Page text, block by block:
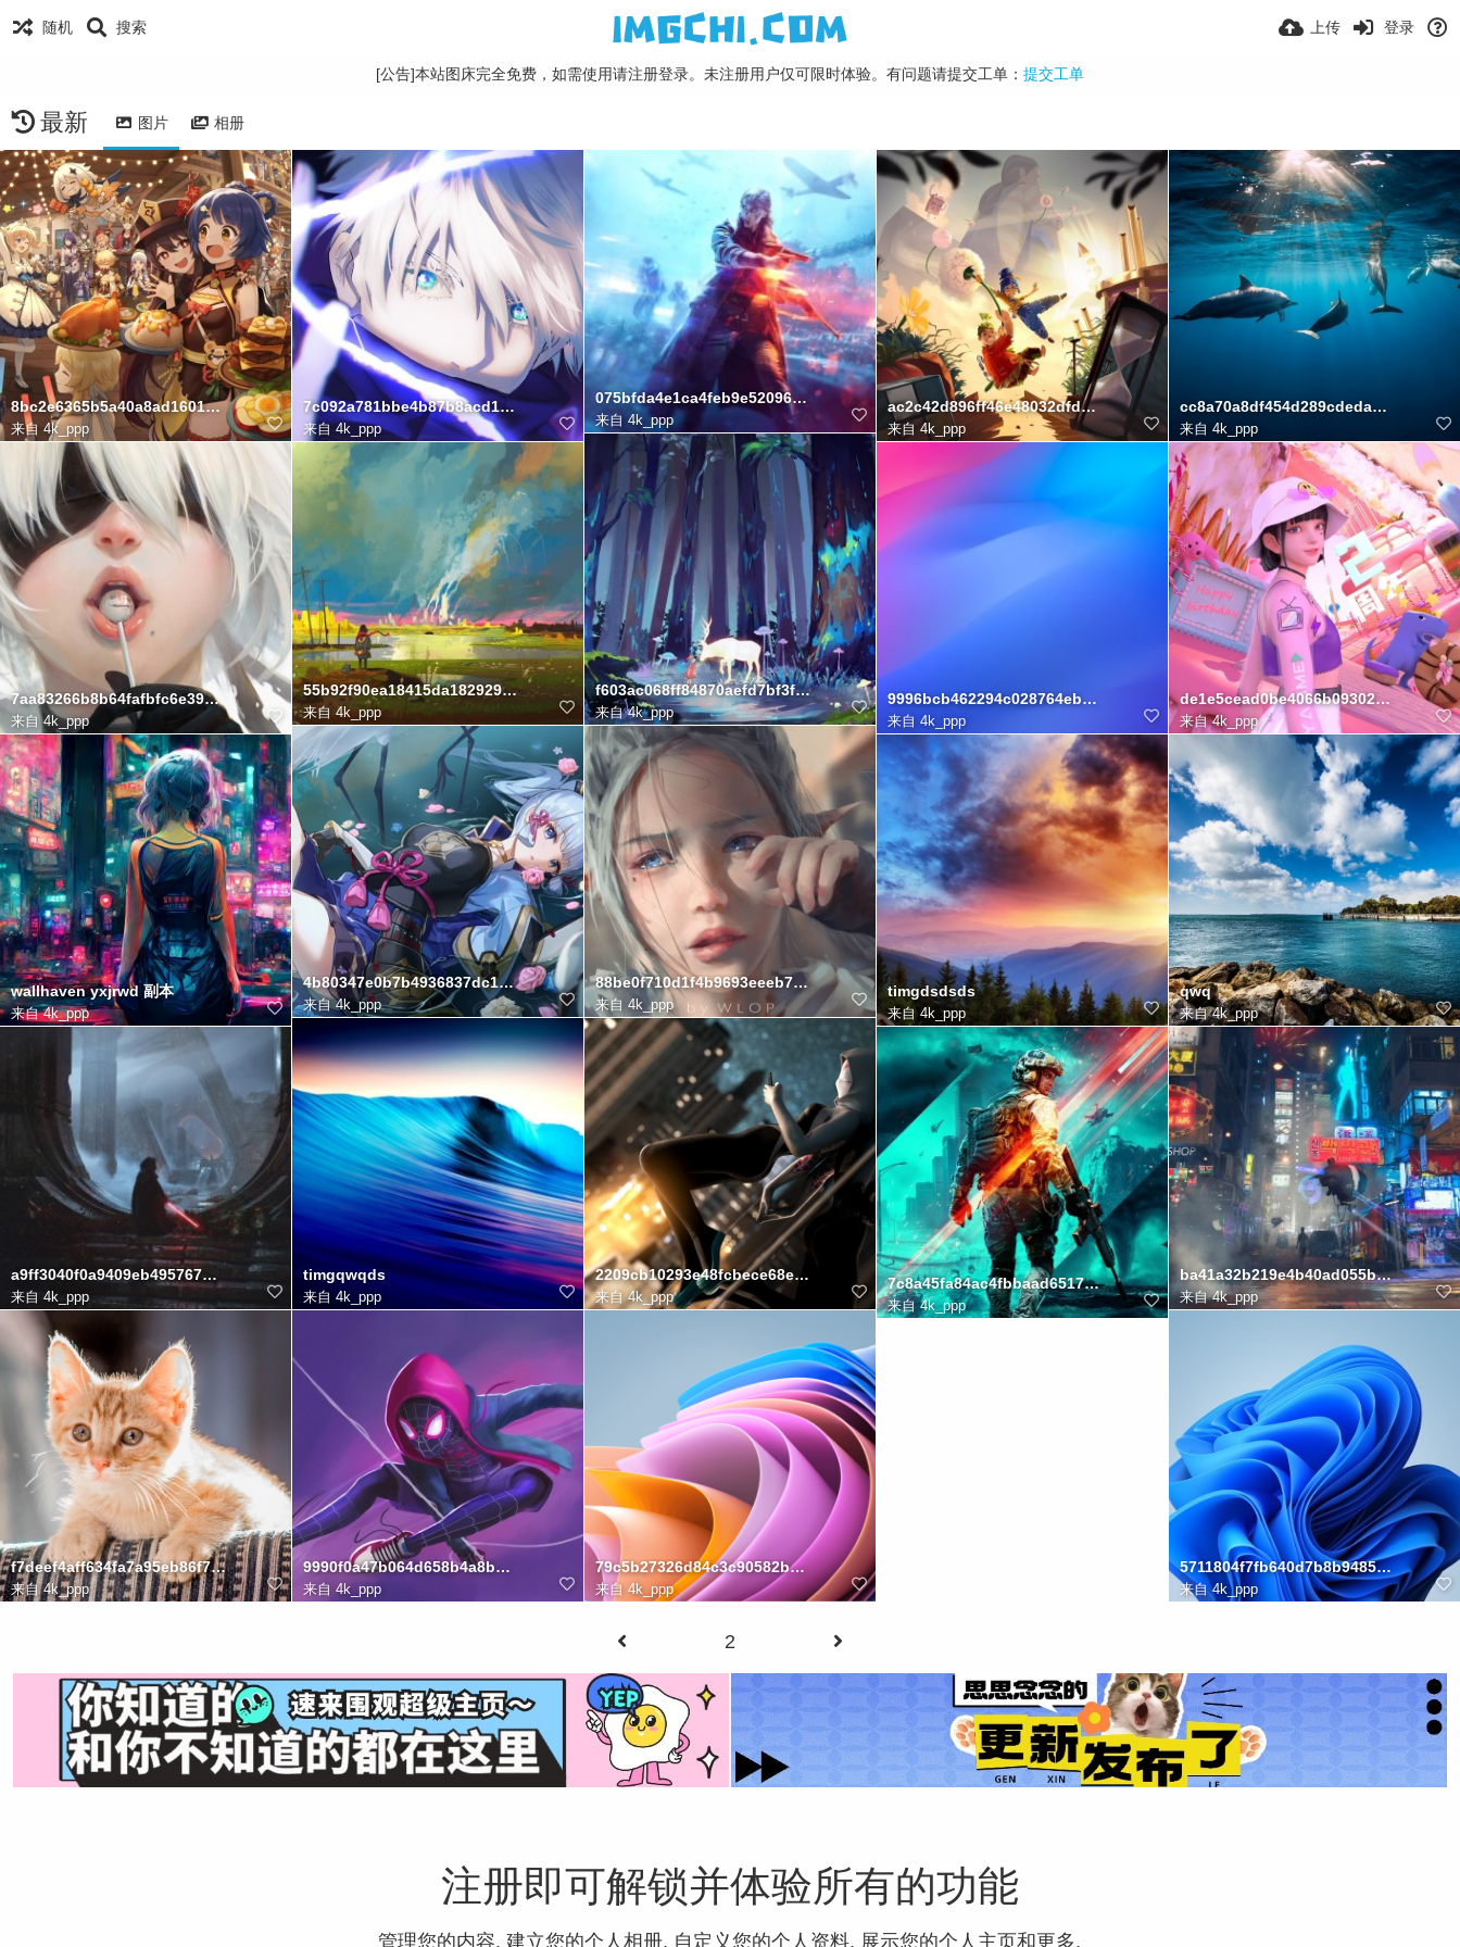
随机 搜索 上传 登录
[公告]本站图床完全免费，如需使用请注册登录。未注册用户仅可限时体验。有问题请提交工单： 提交工单
最新 图片 相册
8bc2e6365b5a40a8ad16019d171f2959
来自 4k_ppp
7c092a781bbe4b87b8acd19241186072
来自4k_ppp
075bfda4e1ca4feb9e52096128e3fd22
来自 4k_ppp
ac2c42d896ff46e48032dfd3d2c1bb04
来自 4k_ppp
cc8a70a8df454d289cdeda6a3f08b25c
来自 4k_ppp
f603ac068ff84870aefd7bf3fc616e7a
来自4k_ppp
7aa83266b8b64fafbfc6e39a281df3e0
来自4k_ppp
55b92f90ea18415da18292905d7a7fe9
来自 4k_ppp
9996bcb462294c028764ebdc2cb42a08
来自 4k_ppp 来自4k_ppp
4b80347e0b7b4936837dc159f77996d8
来自4k_ppp
88be0f710d1f4b9693eeeb74754c8cf1
来自 4k_ppp
wallhaven yxjrwd 副本
来自4k_ppp
timgdsdsds
来自 4k_ppp
qwq
来自4k_ppp
timgqwqds
来自 4k_ppp
2209cb10293e48fcbece68eb7a3f391b
来自4k_ppp
a9ff3040f0a9409eb495767b6bed0fad
来自 4k_ppp
7c8a45fa84ac4fbbaad65176d6ecd89e
来自4k_ppp
来自4k_ppp
f7deef4aff634fa7a95eb86f78d3a949
来自4k_ppp
9990f0a47b064d658b4a8b6c5eb83571
来自4k_ppp
79c5b27326d84c3c90582bbe092670d8
来自 4k_ppp
5711804f7fb640d7b8b9485592008e01
来自4k_ppp
2
注册即可解锁并体验所有的功能
管理您的内容, 建立您的个人相册, 自定义您的个人资料, 展示您的个人主页和更多.